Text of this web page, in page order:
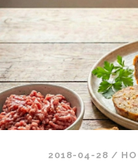
2018-04-28 /